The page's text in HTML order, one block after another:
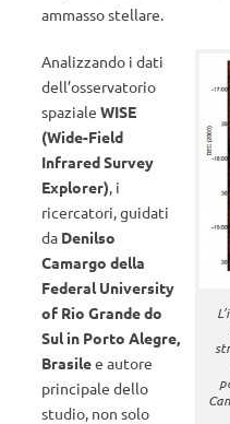
ammasso stellare.
Analizzando i dati
dell’osservatorio
spaziale WISE
(Wide-Field
Infrared Survey
Explorer), i
ricercatori, guidati
da Denilso
Camargo della
Federal University
of Rio Grande do
Sul in Porto Alegre,
Brasilee autore
principale dello
studio, non solo